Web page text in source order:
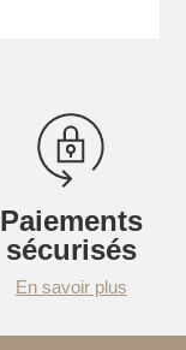
Paiements
sécurisés
En savoir plus